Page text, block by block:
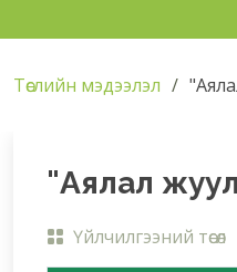
Төслийн мэдээлэл
"Аялал
Үйлчилгээний төсөл